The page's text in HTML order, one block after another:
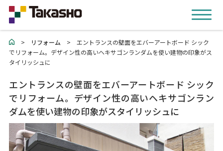
> リフォーム > エントランスの壁面をエバーアートボード シック
でリフォーム。デザイン性の高いヘキサゴンランダムを使い建物の印象がス
タイリッシュに
エントランスの壁面をエバーアートボード シック
でリフォーム。デザイン性の高いヘキサゴンラン
ダムを使い建物の印象がスタイリッシュに